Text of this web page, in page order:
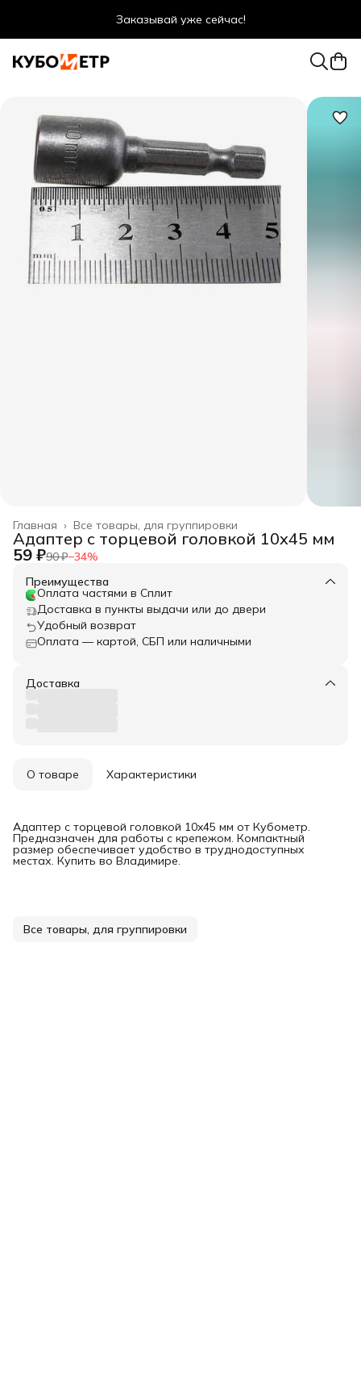
Заказывай уже сейчас!
Оптовые цены даже для физ. лиц
Все товары, для группировки
Главная ›
Адаптер с торцевой головкой 10x45 мм
59 ₽90 ₽−34%
Преимущества
Оплата частями в Сплит
Доставка в пункты выдачи или до двери
Удобный возврат
Оплата — картой, СБП или наличными
Доставка
О товаре Характеристики
Адаптер с торцевой головкой 10x45 мм от Кубометр.
Предназначен для работы с крепежом. Компактный
размер обеспечивает удобство в труднодоступных
местах. Купить во Владимире.
Все товары, для группировки